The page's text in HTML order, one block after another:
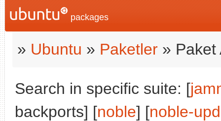
packages
» Ubuntu » Paketler » Paket
Search in specific suite: [
backports] [noble] [noble-